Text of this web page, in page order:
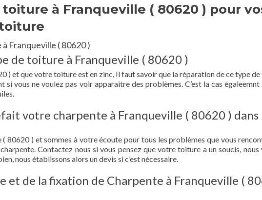
à Franqueville ( 80620 ) pour
Franqueville ( 80620 )
de toiture à Franqueville ( 80620 )
) et que votre toiture est en zinc, Il faut savoir que la réparation de ce type
si vous ne voulez pas voir apparaitre des problèmes. C’est la cas égaleemnt
votre charpente à Franqueville ( 80620 ) dans
( 80620 ) et sommes à votre écoute pour tous les problèmes que vous
Contactez nous si vous pensez que votre toiture a un soucis, nous
nous établissons alors un devis si c’est nécessaire.
et de la fixation de Charpente à Franqueville (